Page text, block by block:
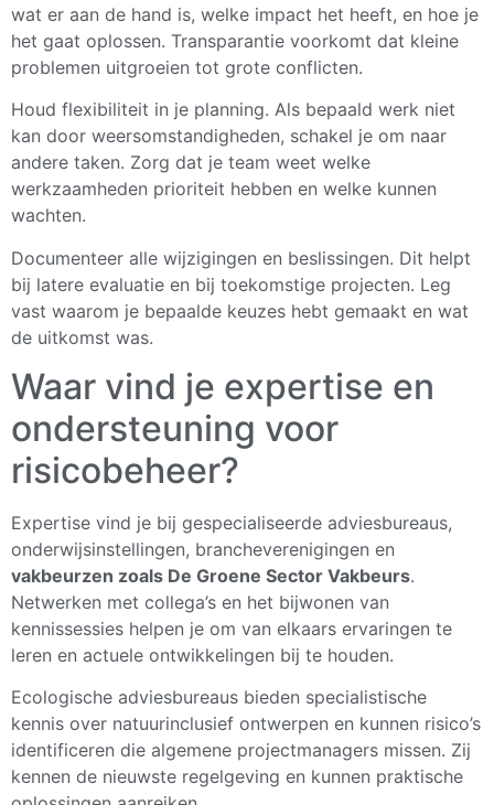
wat er aan de hand is, welke impact het heeft, en hoe je
het gaat oplossen. Transparantie voorkomt dat kleine
problemen uitgroeien tot grote conflicten.
Houd flexibiliteit in je planning. Als bepaald werk niet
kan door weersomstandigheden, schakel je om naar
andere taken. Zorg dat je team weet welke
werkzaamheden prioriteit hebben en welke kunnen
wachten.
Documenteer alle wijzigingen en beslissingen. Dit helpt
bij latere evaluatie en bij toekomstige projecten. Leg
vast waarom je bepaalde keuzes hebt gemaakt en wat
de uitkomst was.
Waar vind je expertise en
ondersteuning voor
risicobeheer?
Expertise vind je bij gespecialiseerde adviesbureaus,
onderwijsinstellingen, brancheverenigingen en
vakbeurzen zoals De Groene Sector Vakbeurs.
Netwerken met collega’s en het bijwonen van
kennissessies helpen je om van elkaars ervaringen te
leren en actuele ontwikkelingen bij te houden.
Ecologische adviesbureaus bieden specialistische
kennis over natuurinclusief ontwerpen en kunnen risico’s
identificeren die algemene projectmanagers missen. Zij
kennen de nieuwste regelgeving en kunnen praktische